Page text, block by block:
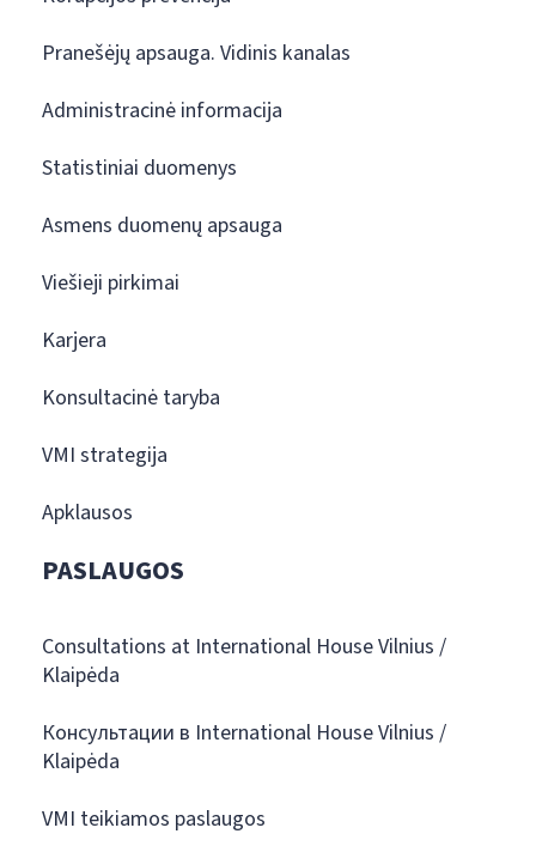
Pranešėjų apsauga. Vidinis kanalas
Administracinė informacija
Statistiniai duomenys
Asmens duomenų apsauga
Viešieji pirkimai
Karjera
Konsultacinė taryba
VMI strategija
Apklausos
PASLAUGOS
Consultations at International House Vilnius /
Klaipėda
Консультации в International House Vilnius /
Klaipėda
VMI teikiamos paslaugos